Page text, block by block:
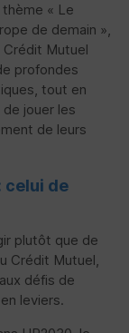
« Le
de demain »,
Crédit Mutuel
profondes
tout en
jouer les
de leurs
celui de
plutôt que de
Crédit Mutuel,
défis de
leviers.